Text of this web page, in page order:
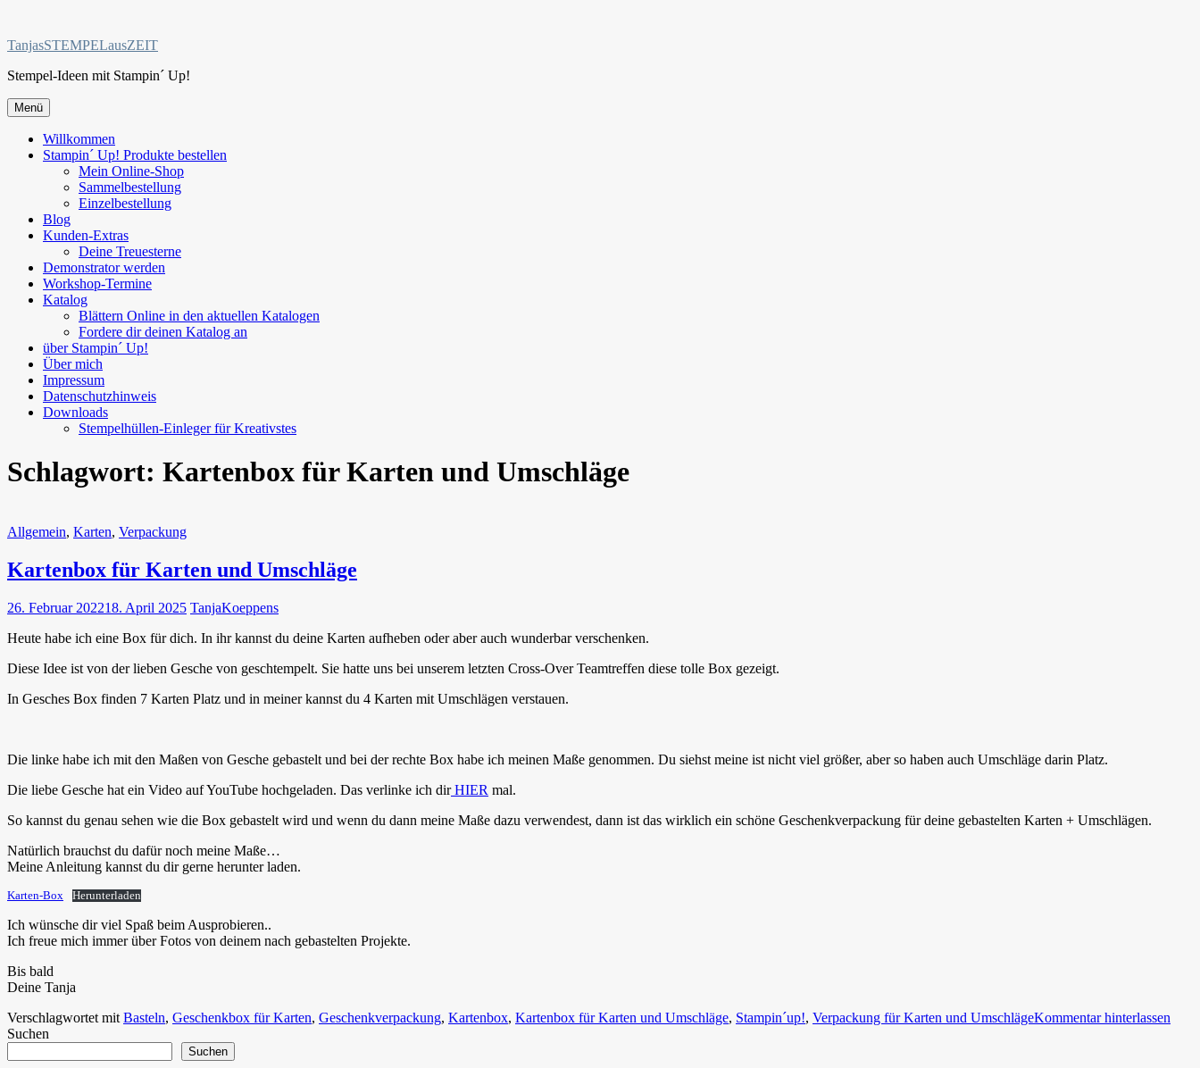
springen
TanjasSTEMPELausZEIT
Stempel-Ideen mit Stampin´ Up!
Menü
Willkommen
Stampin´ Up! Produkte bestellen
Mein Online-Shop
Sammelbestellung
Einzelbestellung
Blog
Kunden-Extras
Deine Treuesterne
Demonstrator werden
Workshop-Termine
Katalog
Blättern Online in den aktuellen Katalogen
Fordere dir deinen Katalog an
über Stampin´ Up!
Über mich
Impressum
Datenschutzhinweis
Downloads
Stempelhüllen-Einleger für Kreativstes
Schlagwort: Kartenbox für Karten und Umschläge
Allgemein, Karten, Verpackung
Kartenbox für Karten und Umschläge
26. Februar 202218. April 2025 TanjaKoeppens
Heute habe ich eine Box für dich. In ihr kannst du deine Karten aufheben oder aber auch wunderbar verschenken.
Diese Idee ist von der lieben Gesche von geschtempelt. Sie hatte uns bei unserem letzten Cross-Over Teamtreffen diese tolle Box gezeigt.
In Gesches Box finden 7 Karten Platz und in meiner kannst du 4 Karten mit Umschlägen verstauen.
Die linke habe ich mit den Maßen von Gesche gebastelt und bei der rechte Box habe ich meinen Maße genommen. Du siehst meine ist nicht viel größer, aber so haben auch Umschläge darin Platz.
Die liebe Gesche hat ein Video auf YouTube hochgeladen. Das verlinke ich dirHIER mal.
So kannst du genau sehen wie die Box gebastelt wird und wenn du dann meine Maße dazu verwendest, dann ist das wirklich ein schöne Geschenkverpackung für deine gebastelten Karten + Umschlägen.
Natürlich brauchst du dafür noch meine Maße…
Meine Anleitung kannst du dir gerne herunter laden.
Karten-Box Herunterladen
Ich wünsche dir viel Spaß beim Ausprobieren..
Ich freue mich immer über Fotos von deinem nach gebastelten Projekte.
Bis bald
Deine Tanja
Verschlagwortet mit Basteln, Geschenkbox für Karten, Geschenkverpackung, Kartenbox, Kartenbox für Karten und Umschläge, Stampin´up!, Verpackung für Karten und UmschlägeKommentar hinterlassen
Suchen
Suchen